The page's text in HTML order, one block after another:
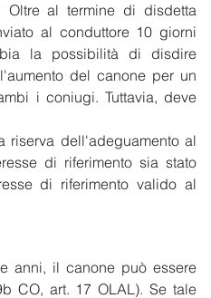
Oltre al termine di disdetta
al conduttore 10 giorni
la possibilità di disdire
del canone per un
i coniugi. Tuttavia, deve
riserva dell'adeguamento al
di riferimento sia stato
di riferimento valido al
anni, il canone può essere
CO, art. 17 OLAL). Se tale